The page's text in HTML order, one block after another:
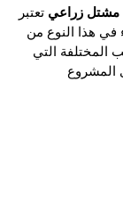
مشتل زراعي تعتبر
في هذا النوع من
المختلفة التي
المشروع